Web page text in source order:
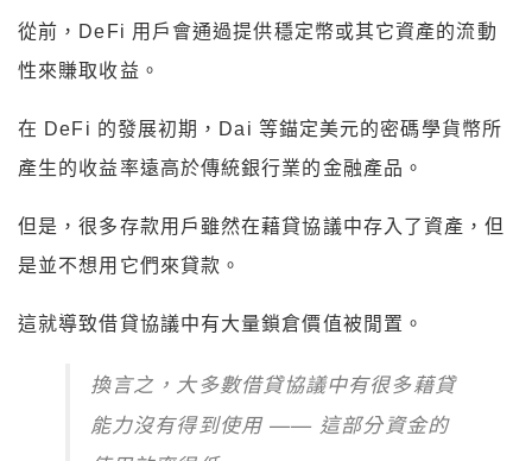
從前，DeFi 用戶會通過提供穩定幣或其它資產的流動
性來賺取收益。
在 DeFi 的發展初期，Dai 等錨定美元的密碼學貨幣所
產生的收益率遠高於傳統銀行業的金融產品。
但是，很多存款用戶雖然在藉貸協議中存入了資產，但
是並不想用它們來貸款。
這就導致借貸協議中有大量鎖倉價值被閒置。
換言之，大多數借貸協議中有很多藉貸
能力沒有得到使用 —— 這部分資金的